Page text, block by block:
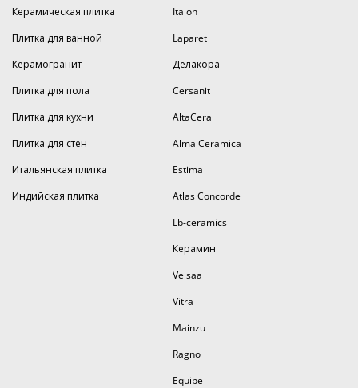
Керамическая плитка
Плитка для ванной
Керамогранит
Плитка для пола
Плитка для кухни
Плитка для стен
Итальянская плитка
Индийская плитка
Italon
Laparet
Делакора
Cersanit
AltaCera
Alma Ceramica
Estima
Atlas Concorde
Lb-ceramics
Керамин
Velsaa
Vitra
Mainzu
Ragno
Equipe